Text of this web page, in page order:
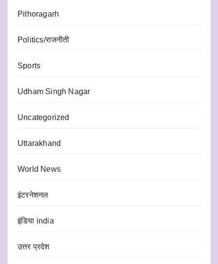
Pithoragarh
Politics/राजनीती
Sports
Udham Singh Nagar
Uncategorized
Uttarakhand
World News
इंटरनेशनल
इंडिया india
उत्तर प्रदेश